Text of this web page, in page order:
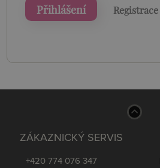
Přihlášení Registrace
ZÁKAZNICKÝ SERVIS
+420 774 076 347